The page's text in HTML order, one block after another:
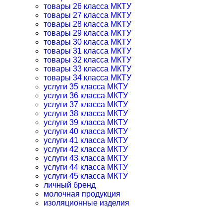
товары 26 класса МКТУ
товары 27 класса МКТУ
товары 28 класса МКТУ
товары 29 класса МКТУ
товары 30 класса МКТУ
товары 31 класса МКТУ
товары 32 класса МКТУ
товары 33 класса МКТУ
товары 34 класса МКТУ
услуги 35 класса МКТУ
услуги 36 класса МКТУ
услуги 37 класса МКТУ
услуги 38 класса МКТУ
услуги 39 класса МКТУ
услуги 40 класса МКТУ
услуги 41 класса МКТУ
услуги 42 класса МКТУ
услуги 43 класса МКТУ
услуги 44 класса МКТУ
услуги 45 класса МКТУ
личный бренд
молочная продукция
изоляционные изделия